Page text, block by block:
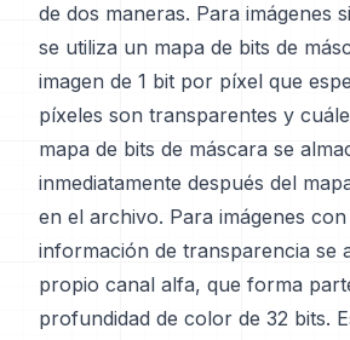
de dos maneras. Para imágenes
se utiliza un mapa de bits de
imagen de 1 bit por píxel que
píxeles son transparentes y
mapa de bits de máscara se
inmediatamente después del
en el archivo. Para imágenes
información de transparencia se
propio canal alfa, que forma
profundidad de color de 32 bits.